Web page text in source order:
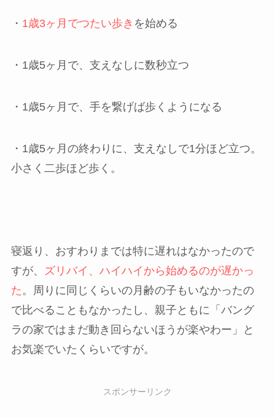
・ 1歳3ヶ月でつたい歩き を始める
・1歳5ヶ月で、支えなしに数秒立つ
・1歳5ヶ月で、手を繋げば歩くようになる
・1歳5ヶ月の終わりに、支えなしで1分ほど立つ。
小さく二歩ほど歩く。
寝返り、おすわりまでは特に遅れはなかったので
すが、
ズリバイ、ハイハイから始めるのが遅かっ
た 。周りに同じくらいの月齢の子もいなかったの
で比べることもなかったし、親子ともに「バング
ラの家ではまだ動き回らないほうが楽やわー」と
お気楽でいたくらいですが。
スポンサーリンク